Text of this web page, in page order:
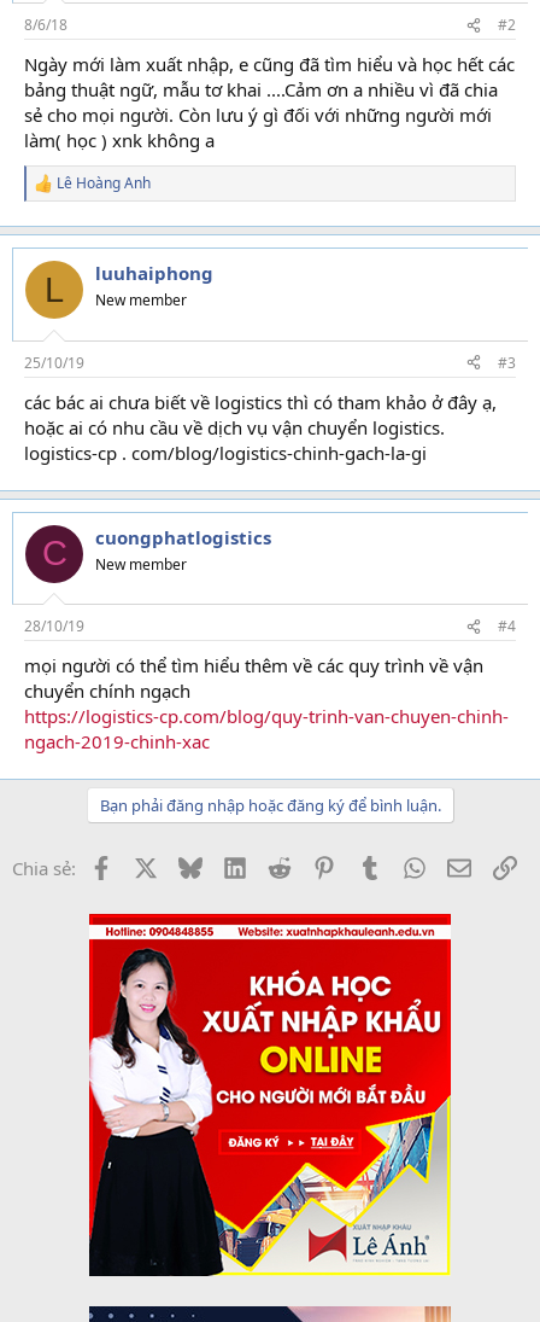
s
:
8/6/18 #2
Ngày mới làm xuất nhập, e cũng đã tìm hiểu và học hết các
bảng thuật ngữ, mẫu tơ khai ....Cảm ơn a nhiều vì đã chia
sẻ cho mọi người. Còn lưu ý gì đối với những người mới
làm( học ) xnk không a
R
a
c
t
o
s
:
Lê Hoàng Anh
L luuhaiphong
New member
25/10/19 #3
các bác ai chưa biết về logistics thì có tham khảo ở đây ạ,
hoặc ai có nhu cầu về dịch vụ vận chuyển logistics.
logistics-cp . com/blog/logistics-chinh-gach-la-gi
C cuongphatlogistics
New member
28/10/19 #4
mọi người có thể tìm hiểu thêm về các quy trình về vận
chuyển chính ngạch
https://logistics-cp.com/blog/quy-trinh-van-chuyen-chinh-
ngach-2019-chinh-xac
Bạn phải đăng nhập hoặc đăng ký để bình luận.
Chia sẻ: Facebook BlueskyLinkedInReddit PinterestTumblrWhatsApp
Email